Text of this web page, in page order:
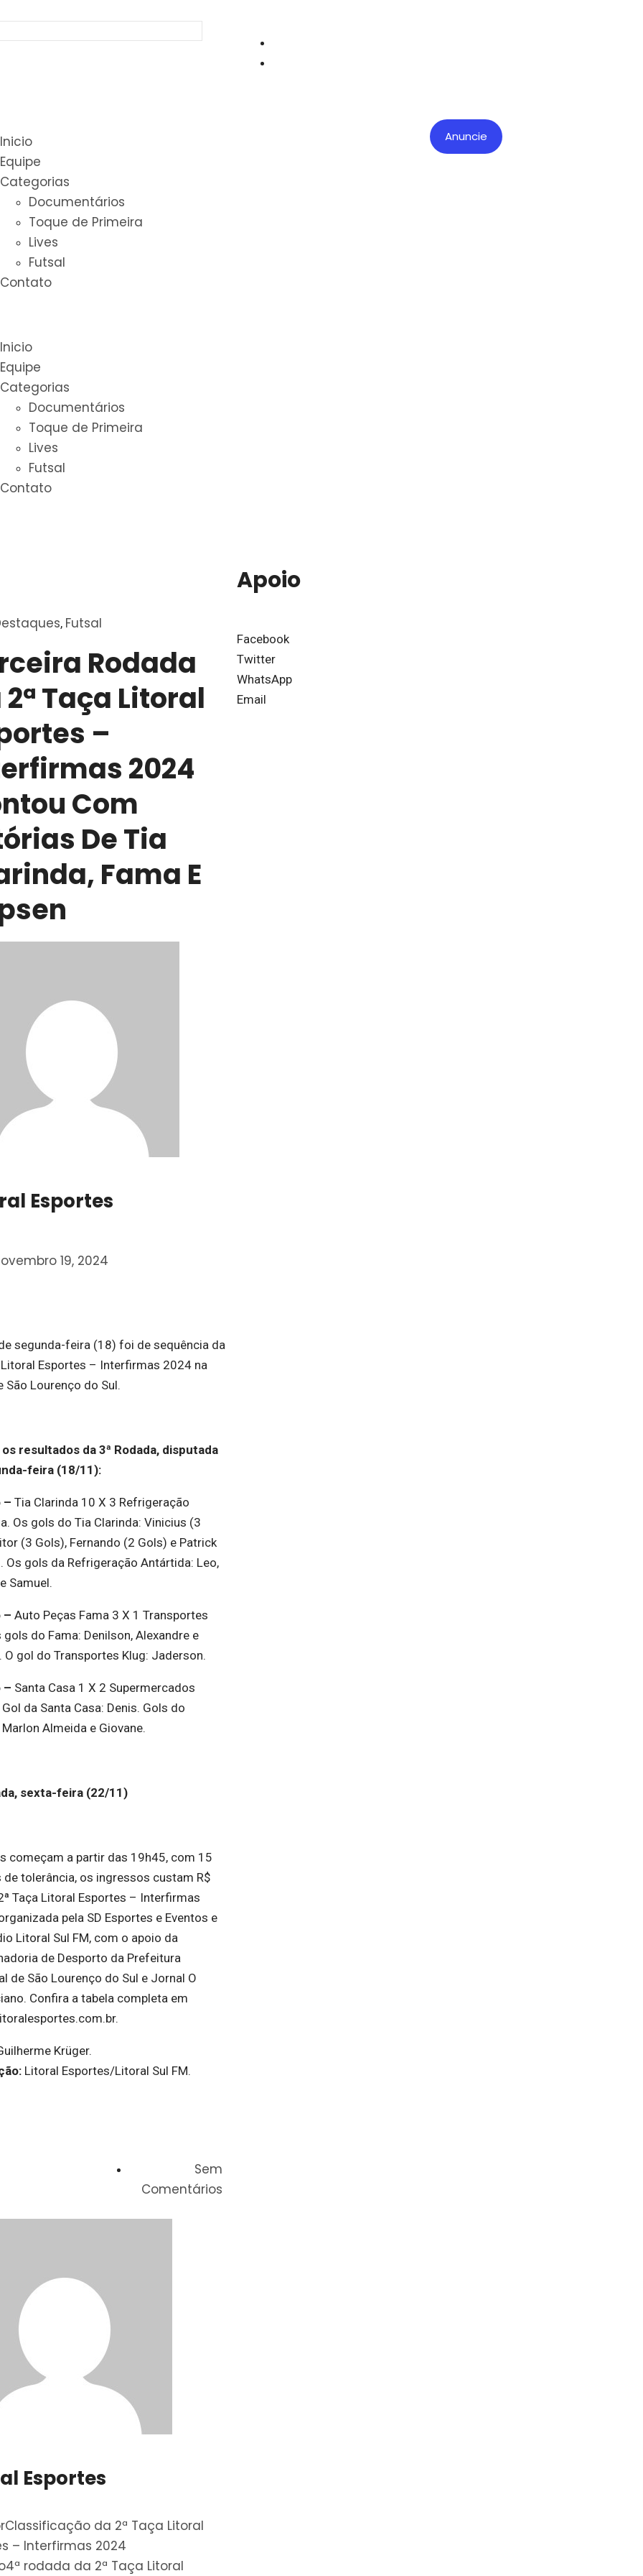
Inicio
Equipe
Categorias
Documentários
Toque de Primeira
Lives
Futsal
Contato
Inicio
Equipe
Categorias
Documentários
Toque de Primeira
Lives
Futsal
Contato
Anuncie
, Futsal
Rodada
2ª Taça Litoral
–
2024
Com
De Tia
Fama E
Esportes
19, 2024
segunda-feira (18) foi de sequência da
Litoral Esportes – Interfirmas 2024 na
São Lourenço do Sul.
resultados da 3ª Rodada, disputada
feira (18/11):
– Tia Clarinda 10 X 3 Refrigeração
Os gols do Tia Clarinda: Vinicius (3
(3 Gols), Fernando (2 Gols) e Patrick
Os gols da Refrigeração Antártida: Leo,
Samuel.
– Auto Peças Fama 3 X 1 Transportes
gols do Fama: Denilson, Alexandre e
O gol do Transportes Klug: Jaderson.
– Santa Casa 1 X 2 Supermercados
da Santa Casa: Denis. Gols do
Almeida e Giovane.
sexta-feira (22/11)
começam a partir das 19h45, com 15
de tolerância, os ingressos custam R$
Taça Litoral Esportes – Interfirmas
pela SD Esportes e Eventos e
Litoral Sul FM, com o apoio da
de Desporto da Prefeitura
de São Lourenço do Sul e Jornal O
Confira a tabela completa em
Krüger.
Litoral Esportes/Litoral Sul FM.
Sem
Comentários
Esportes
Classificação da 2ª Taça Litoral
– Interfirmas 2024
4ª rodada da 2ª Taça Litoral
Apoio
Facebook
Twitter
WhatsApp
Email